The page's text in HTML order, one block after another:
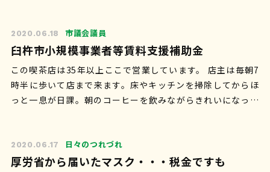
2020.06.18 市議会議員
臼杵市小規模事業者等賃料支援補助金
この喫茶店は35年以上ここで営業しています。 店主は毎朝7
時半に歩いて店まで来ます。床やキッチンを掃除してからほ
っと一息が日課。朝のコーヒーを飲みながらきれいになった
2020.06.17 日々のつれづれ
厚労省から届いたマスク・・・税金ですも